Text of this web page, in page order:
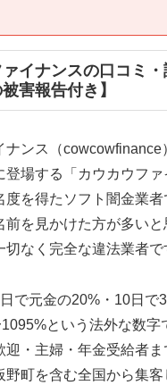
イナンスの口コミ
害報告付き】
ナンス（cowcowfinance
登場する「カウカウフ
度を得たソフト闇金業
前を見かけた方が多い
なく完全な違法業者で
で元金の20%・10日で
という法外な数字
迎・主婦・年金受給者
野町を含む全国から集客